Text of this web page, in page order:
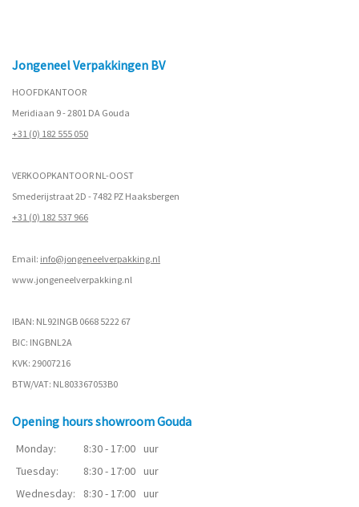
Jongeneel Verpakkingen BV
HOOFDKANTOOR
Meridiaan 9 - 2801 DA Gouda
+31 (0) 182 555 050
VERKOOPKANTOOR NL-OOST
Smederijstraat 2D - 7482 PZ Haaksbergen
+31 (0) 182 537 966
Email: info@jongeneelverpakking.nl
www.jongeneelverpakking.nl
IBAN: NL92INGB 0668 5222 67
BIC: INGBNL2A
KVK: 29007216
BTW/VAT: NL803367053B0
Opening hours showroom Gouda
Monday: 8:30 - 17:00 uur
Tuesday:
8:30 - 17:00 uur
Wednesday:
8:30 - 17:00 uur